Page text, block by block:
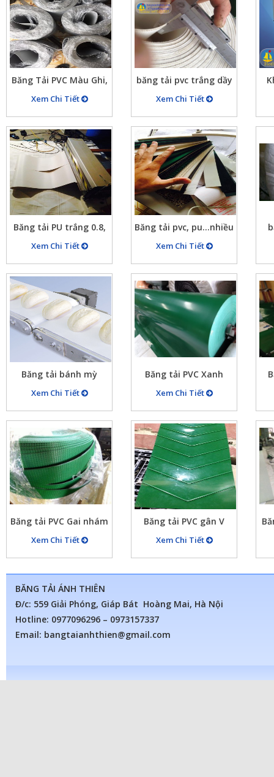
đen, pvc pu màu ghi)
xanh nhám)
Băng Tải PVC Màu Ghi,
bang tai pvc màu ghi
sáng, ghi tối… 2mm
Xem Chi Tiết
băng tải pvc trắng dầy
2mm, pvc trắng 3mm,
4mm …
Xem Chi Tiết
Băng tải PU trắng 0.8,
1.5, 1.6,…
Xem Chi Tiết
Băng tải pvc, pu…nhiều
loại
Xem Chi Tiết
Băng tải bánh mỳ
Xem Chi Tiết
Băng tải PVC Xanh
Xem Chi Tiết
Băng tải PVC Gai nhám
Xem Chi Tiết
Băng tải PVC gân V
Xem Chi Tiết
BĂNG TẢI ÁNH THIÊN
Đ/c: 559 Giải Phóng, Giáp Bát Hoàng Mai, Hà Nội
Hotline: 0977096296 – 0973157337
Email: bangtaianhthien@gmail.com